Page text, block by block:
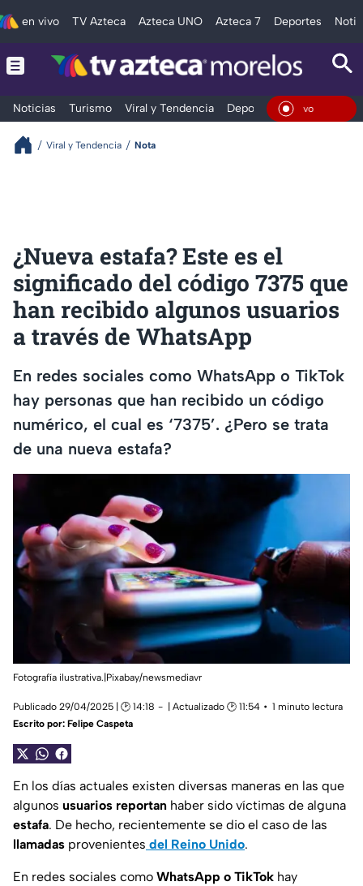
en vivo TV Azteca Azteca UNO Azteca 7 Deportes
Noticias Turismo Viral y Tendencia Deportes Espectáculos
En
Viral y Tendencia Nota
¿Nueva estafa? Este es el
significado del código 7375 que
han recibido algunos usuarios
a través de WhatsApp
En redes sociales como WhatsApp o TikTok
hay personas que han recibido un código
numérico, el cual es ‘7375’. ¿Pero se trata
de una nueva estafa?
Fotografía ilustrativa.|Pixabay/newsmediavr
Publicado 29/04/2025 | 🕑 14:18 | Actualizado 🕑 11:54
1 minuto lectura
Escrito por: Felipe Caspeta
En los días actuales existen diversas maneras en las que
algunos usuarios reportan haber sido víctimas de alguna
estafa. De hecho, recientemente se dio el caso de las
llamadas provenientes del Reino Unido.
En redes sociales como WhatsApp o TikTok hay